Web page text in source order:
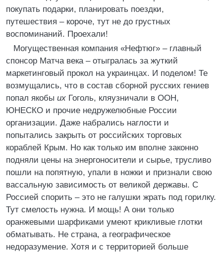
покупать подарки, планировать поездки,
путешествия – короче, тут не до грустных
воспоминаний. Проехали!
Могущественная компания «Нефтюг» – главный
спонсор Матча века – отыгралась за жуткий
маркетинговый прокол на украинцах. И поделом! Те
возмущались, что в состав сборной русских гениев
попал якобы их Гоголь, кляузничали в ООН,
ЮНЕСКО и прочие недружелюбные России
организации. Даже набрались наглости и
попытались закрыть от российских торговых
кораблей Крым. Но как только им вполне законно
подняли цены на энергоносители и сырье, трусливо
пошли на попятную, упали в ножки и признали свою
вассальную зависимость от великой державы. С
Россией спорить – это не галушки жрать под горилку.
Тут смелость нужна. И мощь! А они только
оранжевыми шарфиками умеют крикливые глотки
обматывать. Не страна, а географическое
недоразумение. Хотя и с территорией больше